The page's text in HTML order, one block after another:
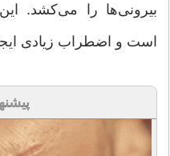
بیرونی‌ها را می‌کشد.
است و اضطراب زیادی